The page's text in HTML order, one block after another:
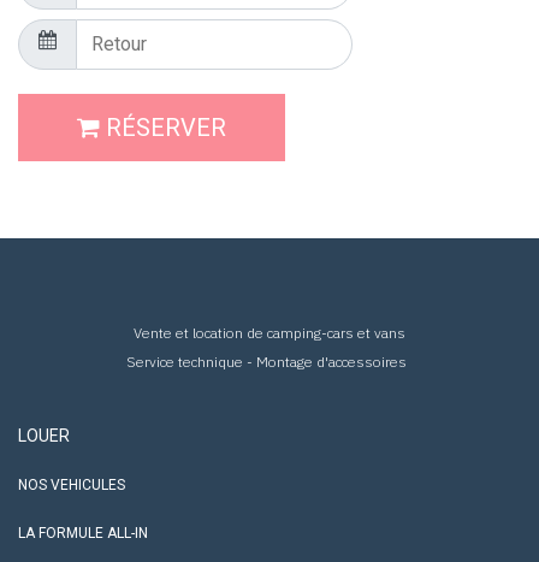
RÉSERVER
Vente et location de camping-cars et vans
Service technique - Montage d'accessoires
LOUER
NOS VEHICULES
LA FORMULE ALL-IN